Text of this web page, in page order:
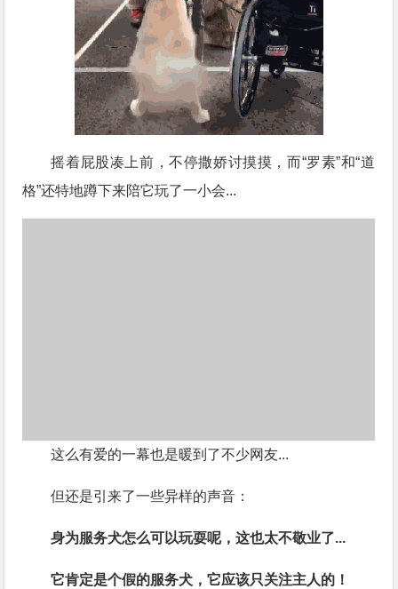
摇着屁股凑上前，不停撒娇讨摸摸，而“罗素”和“道
格”还特地蹲下来陪它玩了一小会...
这么有爱的一幕也是暖到了不少网友...
但还是引来了一些异样的声音：
身为服务犬怎么可以玩耍呢，这也太不敬业了...
它肯定是个假的服务犬，它应该只关注主人的！